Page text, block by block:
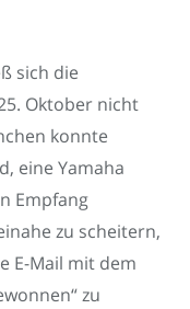
sich die
Oktober nicht
konnte
eine Yamaha
Empfang
zu scheitern,
E-Mail mit dem
zu